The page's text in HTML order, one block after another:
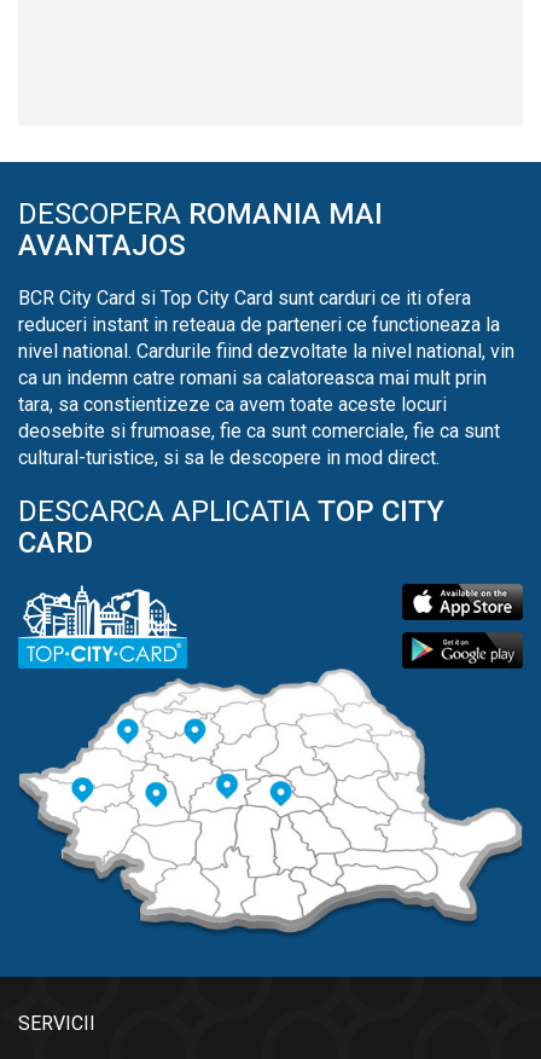
DESCOPERA ROMANIA MAI
AVANTAJOS
BCR City Card si Top City Card sunt carduri ce iti ofera
reduceri instant in reteaua de parteneri ce functioneaza la
nivel national. Cardurile fiind dezvoltate la nivel national, vin
ca un indemn catre romani sa calatoreasca mai mult prin
tara, sa constientizeze ca avem toate aceste locuri
deosebite si frumoase, fie ca sunt comerciale, fie ca sunt
cultural-turistice, si sa le descopere in mod direct.
DESCARCA APLICATIA TOP CITY
CARD
SERVICII